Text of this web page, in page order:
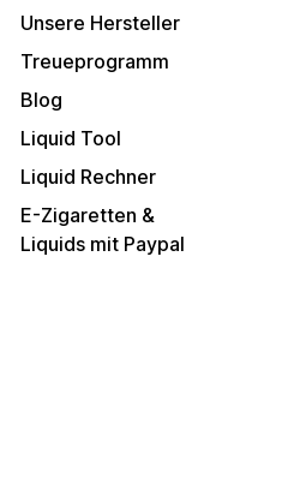
Unsere Hersteller
Treueprogramm
Blog
Liquid Tool
Liquid Rechner
E-Zigaretten &
Liquids mit Paypal